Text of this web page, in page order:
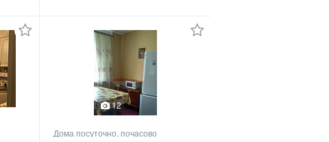
12
Дома посуточно, почасово